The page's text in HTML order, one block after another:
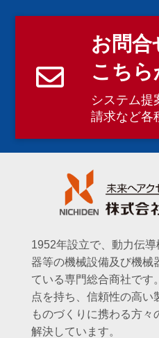
お問合
こちら
システム提
請求など各
1952年設立で、動力伝
器等の機械設備及び機械
ている専門総合商社です
点を持ち、信頼性の高い
ものづくりに携わる方々
解決しています。